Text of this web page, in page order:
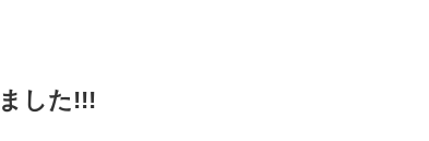
した!!!